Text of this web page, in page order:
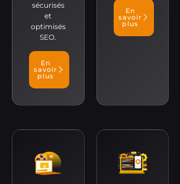
sécurisés
et
optimisés
SEO.
En
savoir
plus
En
savoir
plus